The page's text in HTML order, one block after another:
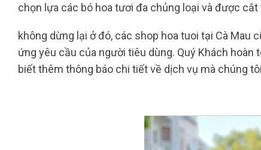
chọn lựa các bó hoa tươi đa chủng loại và được
không dừng lại ở đó, các shop hoa tuoi tại Cà
ứng yêu cầu của người tiêu dùng. Quý Khách
biết thêm thông báo chi tiết về dịch vụ mà chúng